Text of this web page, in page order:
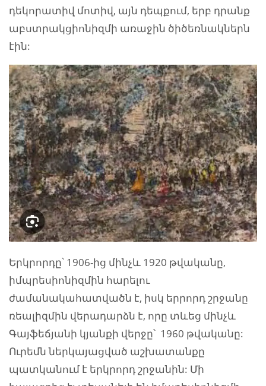
դեկորատիվ մոտիվ, այն դեպքում, երբ դրանք
աբստրակցիոնիզմի առաջին ծիծեռնակներն
էին:
Երկրորդը՝ 1906-ից մինչև 1920 թվականը,
իմպրեսիոնիզմին հարելու
ժամանակահատվածն է, իսկ երրորդ շրջանը
ռեալիզմին վերադարձն է, որը տևեց մինչև
Գայֆեճյանի կյանքի վերջը՝ 1960 թվականը:
Ուրեմն ներկայացված աշխատանքը
պատկանում է երկրորդ շրջանին: Մի